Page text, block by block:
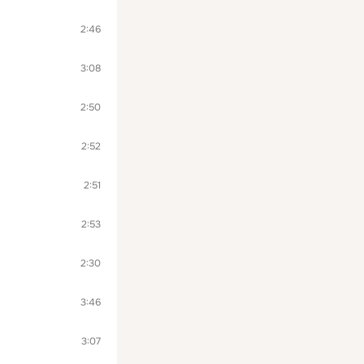
2:46
3:08
2:50
2:52
2:51
2:53
2:30
3:46
3:07